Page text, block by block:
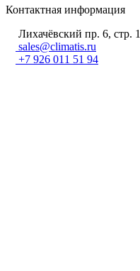
Контактная информация
Лихачёвский пр. 6, стр.
sales@climatis.ru
+7 926 011 51 94